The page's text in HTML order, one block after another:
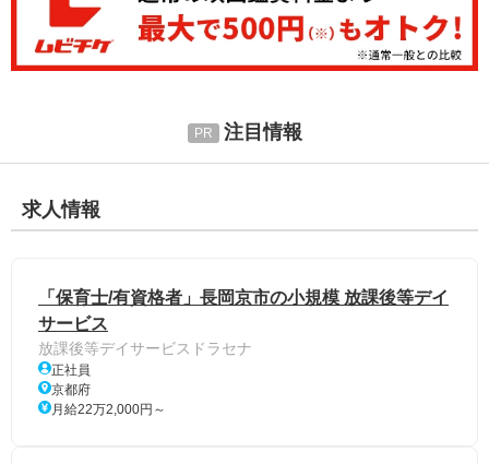
注目情報
求人情報
「保育士/有資格者」長岡京市の小規模 放課後等デイ
サービス
放課後等デイサービスドラセナ
正社員
京都府
月給22万2,000円～